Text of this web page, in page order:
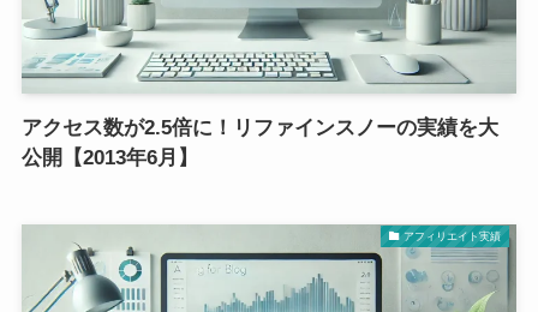
アクセス数が2.5倍に！リファインスノーの実績を大
公開【2013年6月】
アフィリエイト実績